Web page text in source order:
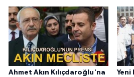
Ahmet Akın Kılıçdaroğlu'na
Yeni